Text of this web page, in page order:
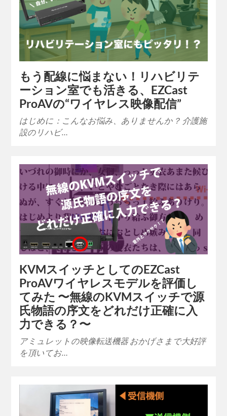
もう配線に悩まない！リハビリテ
ーション室でも活きる、EZCast
ProAVの“ワイヤレス映像配信”
はじめに：こんなお悩み、ありませんか？ 介護施
設のリハビ…
KVMスイッチとしてのEZCast
ProAVワイヤレスモデルを評価し
てみた 〜無線のKVMスイッチで源
氏物語の序文をどれだけ正確に入
力できる？〜
アミュレットの映像転送機器 おかげさまで大好評
を頂いてお…